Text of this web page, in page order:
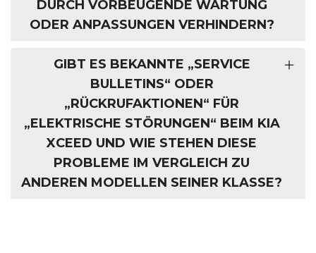
DURCH VORBEUGENDE WARTUNG
ODER ANPASSUNGEN VERHINDERN?
GIBT ES BEKANNTE „SERVICE
BULLETINS“ ODER
„RÜCKRUFAKTIONEN“ FÜR
„ELEKTRISCHE STÖRUNGEN“ BEIM KIA
XCEED UND WIE STEHEN DIESE
PROBLEME IM VERGLEICH ZU
ANDEREN MODELLEN SEINER KLASSE?